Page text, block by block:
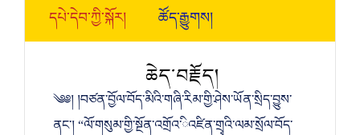
དཔེ་དེབ་ཀྱི་སྐོར། ཚོད་རྒྱུགས།
ཆེད་བརྗོད།
༄༅། །བཙན་བྱོལ་བོད་མིའི་གཞི་རིམ་གྱི་ཤེས་ཡོན་སྲིད་བྱུས་